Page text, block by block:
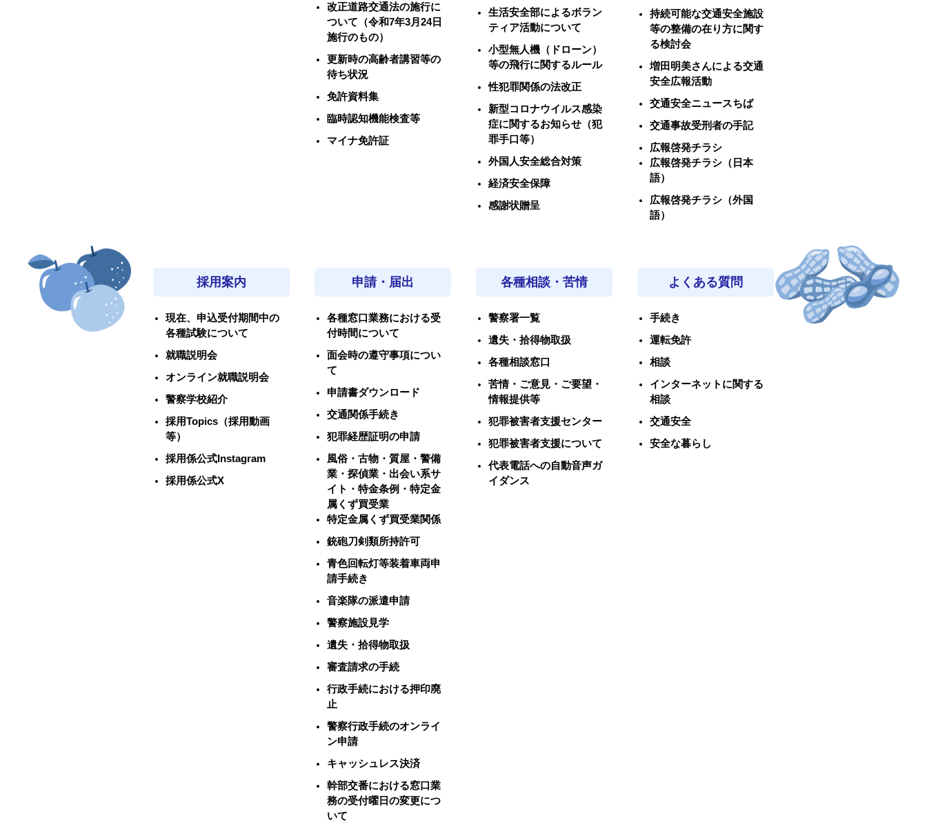
改正道路交通法の施行に
ついて（令和7年3月24日
施行のもの）
更新時の高齢者講習等の
待ち状況
免許資料集
臨時認知機能検査等
マイナ免許証
生活安全部によるボラン
ティア活動について
小型無人機（ドローン）
等の飛行に関するルール
性犯罪関係の法改正
新型コロナウイルス感染
症に関するお知らせ（犯
罪手口等）
外国人安全総合対策
経済安全保障
感謝状贈呈
持続可能な交通安全施設
等の整備の在り方に関す
る検討会
増田明美さんによる交通
安全広報活動
交通安全ニュースちば
交通事故受刑者の手記
広報啓発チラシ
広報啓発チラシ（日本
語）
広報啓発チラシ（外国
語）
採用案内
現在、申込受付期間中の
各種試験について
就職説明会
オンライン就職説明会
警察学校紹介
採用Topics（採用動画
等）
採用係公式Instagram
採用係公式X
申請・届出
各種窓口業務における受
付時間について
面会時の遵守事項につい
て
申請書ダウンロード
交通関係手続き
犯罪経歴証明の申請
風俗・古物・質屋・警備
業・探偵業・出会い系サ
イト・特金条例・特定金
属くず買受業
特定金属くず買受業関係
銃砲刀剣類所持許可
青色回転灯等装着車両申
請手続き
音楽隊の派遣申請
警察施設見学
遺失・拾得物取扱
審査請求の手続
行政手続における押印廃
止
警察行政手続のオンライ
ン申請
キャッシュレス決済
幹部交番における窓口業
務の受付曜日の変更につ
いて
各種相談・苦情
警察署一覧
遺失・拾得物取扱
各種相談窓口
苦情・ご意見・ご要望・
情報提供等
犯罪被害者支援センター
犯罪被害者支援について
代表電話への自動音声ガ
イダンス
よくある質問
手続き
運転免許
相談
インターネットに関する
相談
交通安全
安全な暮らし